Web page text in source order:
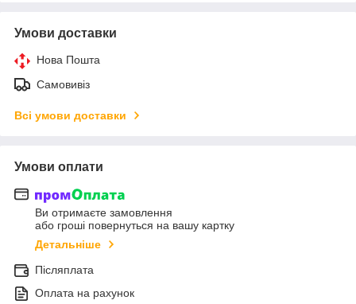
Умови доставки
Нова Пошта
Самовивіз
Всі умови доставки
Умови оплати
Ви отримаєте замовлення
або гроші повернуться на вашу картку
Детальніше
Післяплата
Оплата на рахунок